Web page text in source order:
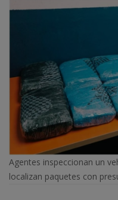
Agentes inspeccionan un
localizan paquetes con